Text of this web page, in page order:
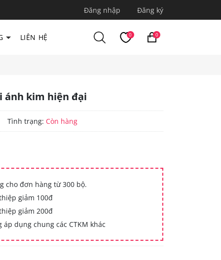
Đăng nhập Đăng ký
LIÊN HỆ 0 0
ánh kim hiện đại
Tình trạng: Còn hàng
cho đơn hàng từ 300 bộ.
giảm 100đ
giảm 200đ
dụng chung các CTKM khác